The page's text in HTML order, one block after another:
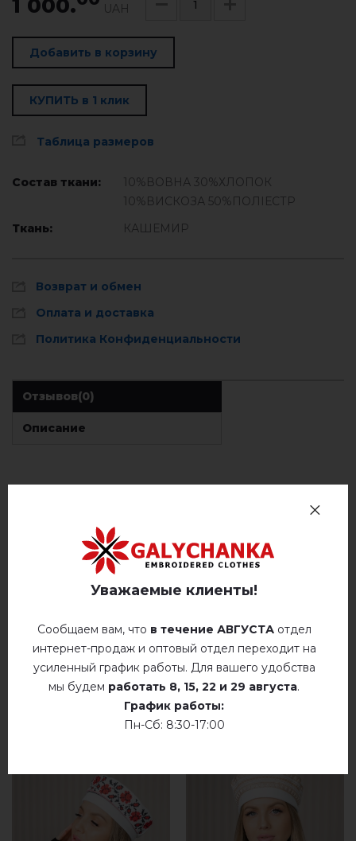
UAH
Добавить в корзину
КУПИТЬ в 1 клик
Таблица размеров
Состав ткани:
10%ВОВНА 30%ХЛОПОК
10%ВИСКОЗА 50%ПОЛІЕСТР
Ткань:
КАШЕМИР
Возврат и обмен
Оплата и доставка
Политика Конфиденциальности
Отзывов(0)
Описание
Немає відгуків про цей товар.
добавьте свой отзыв о Берет Грань (белый)
РЕКОМЕНДУЕМЫЕ ТОВАРЫ
Уважаемые клиенты!
Сообщаем вам, что в течение АВГУСТАотдел
интернет-продаж и оптовый отдел переходит на
усиленный график работы. Для вашего удобства
мы будем работать 8, 15, 22 и 29 августа.
График работы:
Пн-Сб: 8:30-17:00